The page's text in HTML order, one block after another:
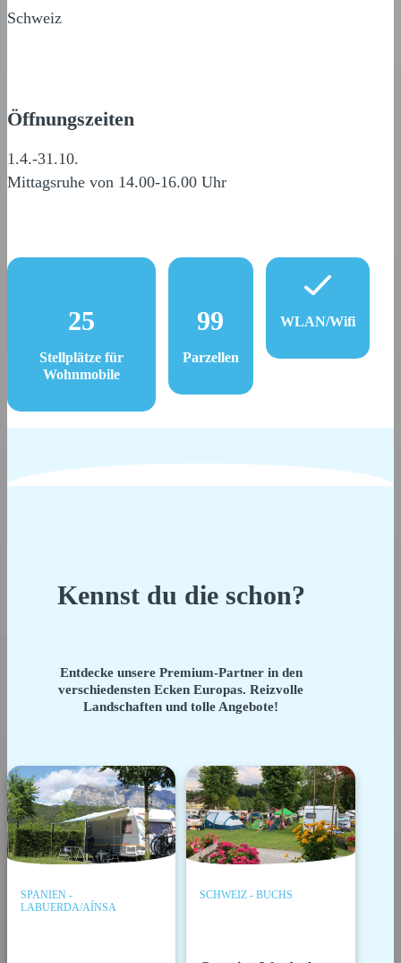
Schweiz
Öffnungszeiten
1.4.-31.10.
Mittagsruhe von 14.00-16.00 Uhr
25
Stellplätze für
Wohnmobile
99
Parzellen
WLAN/Wifi
Kennst du die schon?
Entdecke unsere Premium-Partner in den
verschiedensten Ecken Europas. Reizvolle
Landschaften und tolle Angebote!
SPANIEN -
LABUERDA/AÍNSA
SCHWEIZ - BUCHS